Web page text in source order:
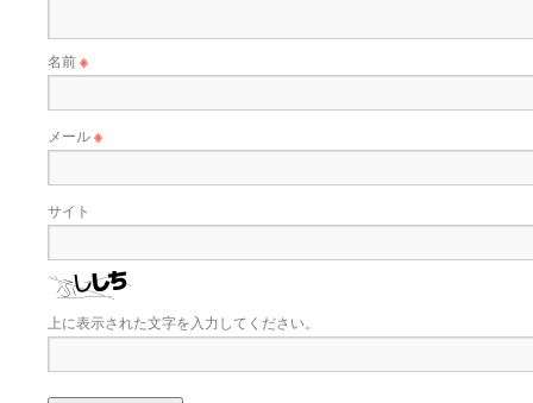
名前※
メール※
サイト
上に表示された文字を入力してください。